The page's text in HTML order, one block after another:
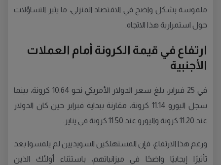
ملموسة بشكل واضح في الاقتصاد المنزلي، ما يثير التساؤلات
حول استمرارية هذا الاتجاه.
ارتفاع في قيمة الكرونة أمام العملات
الأجنبية
في 25 فبراير، بلغ سعر الدولار الأمريكي نحو 10.64 كرونة، بينما
سجل اليورو 11.14 كرونة، مقارنة ببداية فبراير حين كان الدولار
عند 11.20 كرونة واليورو عند 11.50 كرونة في يناير.
ورغم هذا الارتفاع، فإن المستهلكين السويديين لم يلمسوا بعد
تأثيرًا إيجابيًا واضحًا في ميزانياتهم، باستثناء أولئك الذين